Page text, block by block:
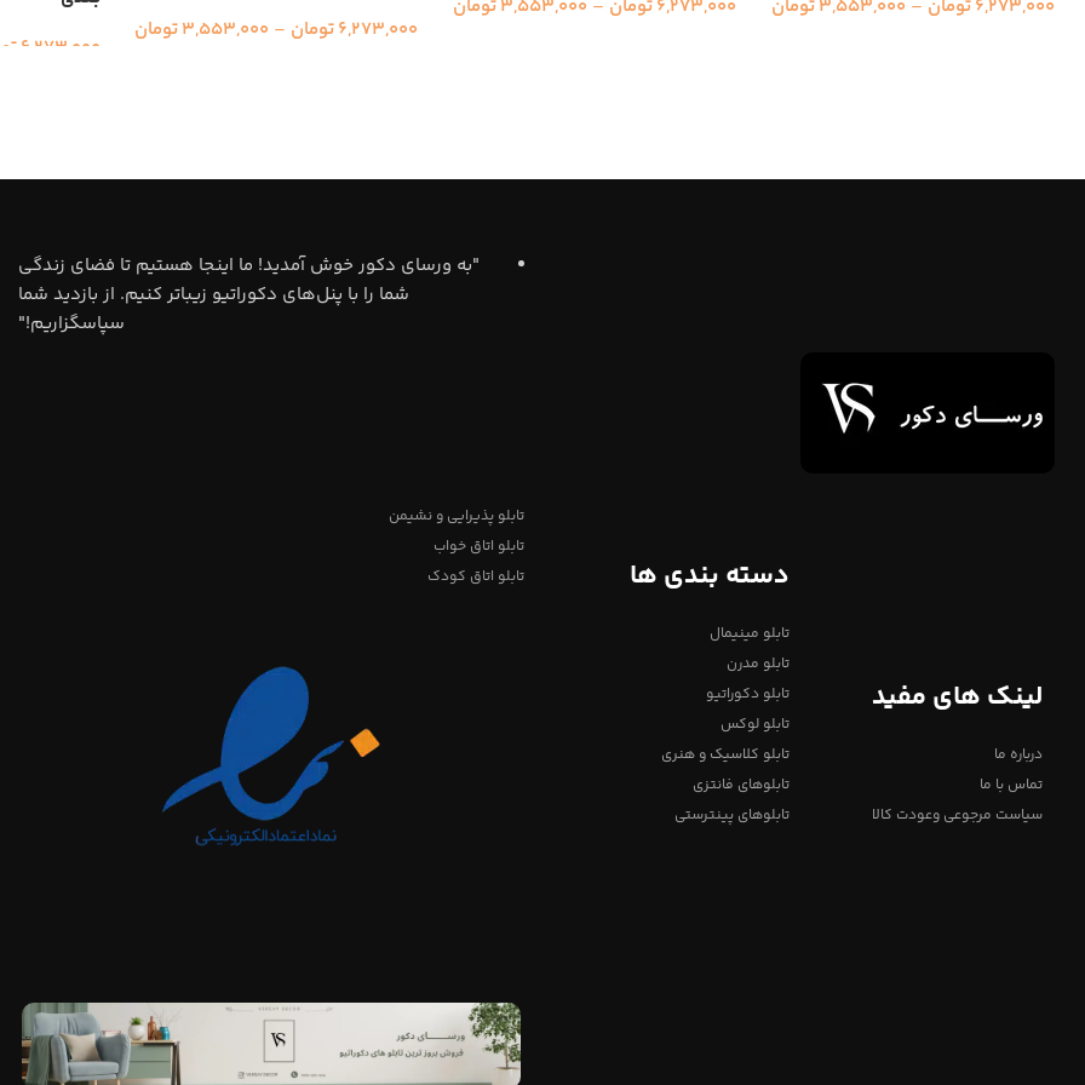
6,273,000تومان –
3,553,000تومان
6,273,000تومان –
3,553,000تومان
6,273,000تومان –
3,553,000تومان
6,273,000
لینک های مفید
درباره ما
تماس با ما
سیاست مرجوعی وعودت کالا
دسته بندی ها
تابلو مینیمال
تابلو مدرن
تابلو دکوراتیو
تابلو لوکس
تابلو کلاسیک و هنری
تابلوهای فانتزی
تابلوهای پینترستی
"به ورسای دکور خوش آمدید! ما اینجا هستیم تا فضای زندگی
شما را با پنل‌های دکوراتیو زیباتر کنیم. از بازدید شما
سپاسگزاریم!"
تابلو پذیرایی و نشیمن
تابلو اتاق خواب
تابلو اتاق کودک